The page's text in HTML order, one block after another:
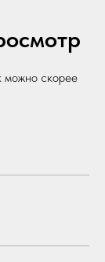
можно скорее